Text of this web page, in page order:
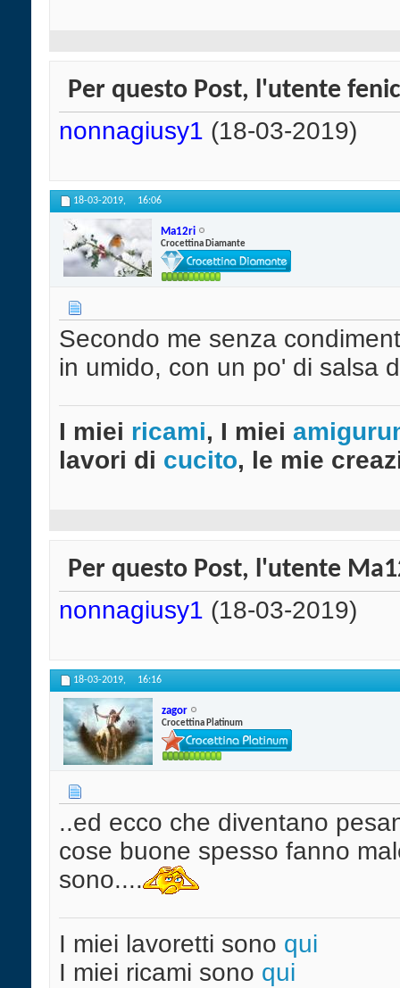
Per questo Post, l'utente
nonnagiusy1 (18-03-2019)
18-03-2019, 16:06
Ma12ri
Crocettina Diamante
Secondo me senza
in umido, con un po' di salsa
I miei ricami, I miei
lavori di cucito, le mie
Per questo Post, l'utente
nonnagiusy1 (18-03-2019)
18-03-2019, 16:16
zagor
Crocettina Platinum
..ed ecco che diventano
cose buone spesso fanno
sono....
I miei lavoretti sono qui
I miei ricami sono qui